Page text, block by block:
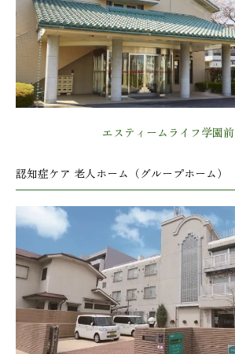
エスティームライフ学園前
認知症ケア 老人ホーム（グループホーム）